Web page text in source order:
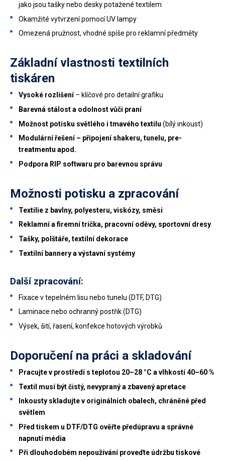
jako jsou tašky nebo desky potažené textilem
Okamžité vytvrzení pomocí UV lampy
Omezená pružnost, vhodné spíše pro reklamní předměty
Základní vlastnosti textilních
tiskáren
Vysoké rozlišení– klíčové pro detailní grafiku
Barevná stálost a odolnost vůči praní
Možnost potisku světlého i tmavého textilu (bílý inkoust)
Modulární řešení – připojení shakeru, tunelu, pre-
treatmentu apod.
Podpora RIP softwaru pro barevnou správu
Možnosti potisku a zpracování
Textilie z bavlny, polyesteru, viskózy, směsi
Reklamní a firemní trička, pracovní oděvy, sportovní dresy
Tašky, polštáře, textilní dekorace
Textilní bannery a výstavní systémy
Další zpracování:
Fixace v tepelném lisu nebo tunelu (DTF, DTG)
Laminace nebo ochranný postřik (DTG)
Výsek, šití, řasení, konfekce hotových výrobků
Doporučení na práci a skladování
Pracujte v prostředí s teplotou 20–28 °C a vlhkostí 40–60 %
Textil musí být čistý, nevypraný a zbavený apretace
Inkousty skladujte v originálních obalech, chráněné před
světlem
Před tiskem u DTF/DTG ověřte předúpravu a správné
napnutí média
Při dlouhodobém nepoužívání proveďte údržbu tiskové